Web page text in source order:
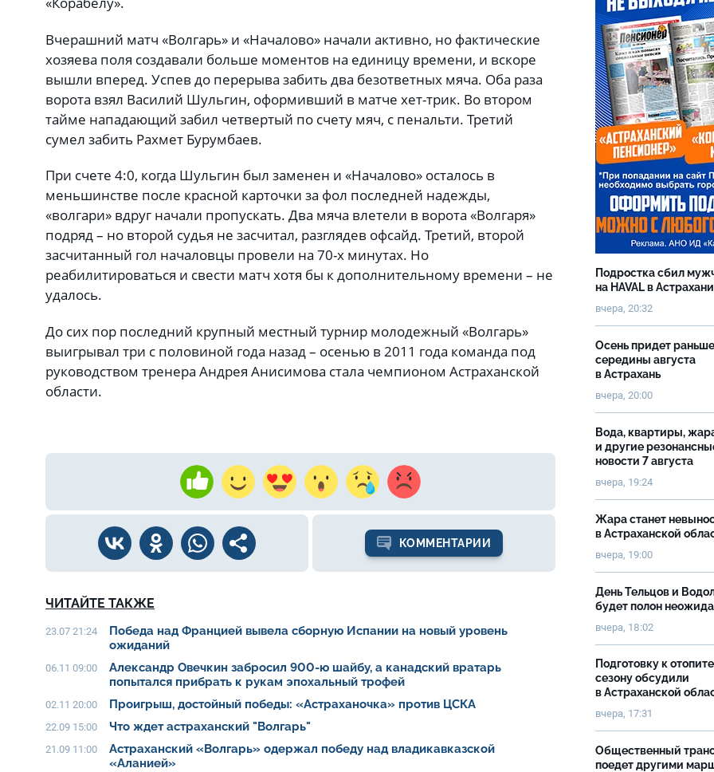
Вчерашний матч «Волгарь» и «Началово» начали активно, но фактические
хозяева поля создавали больше моментов на единицу времени, и вскоре
вышли вперед. Успев до перерыва забить два безответных мяча. Оба раза
ворота взял Василий Шульгин, оформивший в матче хет-трик. Во втором
тайме нападающий забил четвертый по счету мяч, с пенальти. Третий
сумел забить Рахмет Бурумбаев.
При счете 4:0, когда Шульгин был заменен и «Началово» осталось в
меньшинстве после красной карточки за фол последней надежды,
«волгари» вдруг начали пропускать. Два мяча влетели в ворота «Волгаря»
подряд – но второй судья не засчитал, разглядев офсайд. Третий, второй
засчитанный гол началовцы провели на 70-х минутах. Но
реабилитироваться и свести матч хотя бы к дополнительному времени – не
удалось.
До сих пор последний крупный местный турнир молодежный «Волгарь»
выигрывал три с половиной года назад – осенью в 2011 года команда под
руководством тренера Андрея Анисимова стала чемпионом Астраханской
области.
КОММЕНТАРИИ
ЧИТАЙТЕ ТАКЖЕ
23.07 21:24
Победа над Францией вывела сборную Испании на новый уровень
ожиданий
06.11 09:00
Александр Овечкин забросил 900-ю шайбу, а канадский вратарь
попытался прибрать к рукам эпохальный трофей
02.11 20:00 Проигрыш, достойный победы: «Астраханочка» против ЦСКА
22.09 15:00 Что ждет астраханский "Волгарь"
21.09 11:00
Астраханский «Волгарь» одержал победу над владикавказской
«Аланией»
Подростка сбил
на HAVAL в Астрахани
вчера, 20:32
Осень придет раньше
середины августа
в Астрахань
вчера, 20:00
Вода, квартиры,
и другие
новости 7 августа
вчера, 19:24
Жара станет
в Астраханской
вчера, 19:00
День Тельцов и
будет полон
вчера, 18:02
Подготовку к
сезону обсудили
в Астраханской
вчера, 17:31
Общественный
поедет другими